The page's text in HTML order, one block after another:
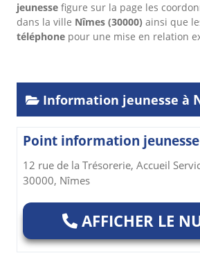
jeunesse figure sur la page les
dans la ville Nîmes (30000) ainsi que
téléphone pour une mise en relation
Information jeunesse à
Point information
12 rue de la Trésorerie, Accueil
30000, Nîmes
AFFICHER LE